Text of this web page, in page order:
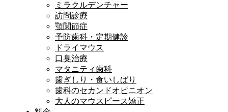
ミラクルデンチャー
訪問診療
顎関節症
予防歯科・定期健診
ドライマウス
口臭治療
マタニティ歯科
歯ぎしり・食いしばり
歯科のセカンドオピニオン
大人のマウスピース矯正